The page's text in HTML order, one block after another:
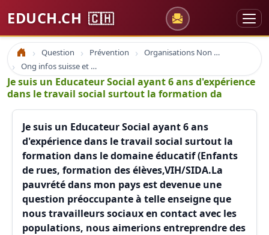
EDUCH.CH 🇨🇭
Accueil Question Prévention
Organisations Non Gouvernementales
Ong infos suisse et à l'étranger
Je suis un Educateur Social ayant 6 ans d'expérience
dans le travail social surtout la formation da
Je suis un Educateur Social ayant 6 ans
d'expérience dans le travail social surtout la
formation dans le domaine éducatif (Enfants
de rues, formation des élèves,VIH/SIDA.La
pauvrété dans mon pays est devenue une
question préoccupante à telle enseigne que
nous travailleurs sociaux en contact avec les
populations, nous aimerions entreprendre des